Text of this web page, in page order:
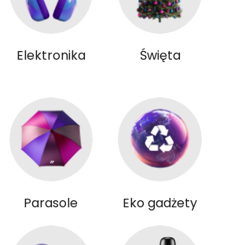
Elektronika Święta
Parasole Eko gadżety